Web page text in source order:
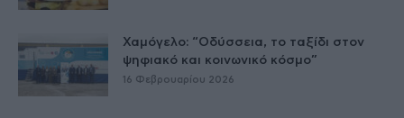
Χαμόγελο: “Οδύσσεια, το ταξίδι στον
ψηφιακό και κοινωνικό κόσμο”
16 Φεβρουαρίου 2026